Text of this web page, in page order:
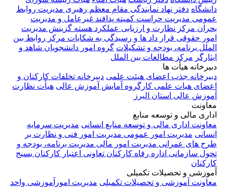
دانشگاه دفتر نهاد نمایندگی مقام معظم رهبری مدیریت روابط
عمومی مدیریت حراست کمیته پدافند غیرعامل و مدیریت
بحران مرکز نظارت و ارزیابی عملکرد هسته گزینش مدیریت
امور حقوقی قرار داد ها و رسیدگی به شکایات مرکز روابط بین
الملل برنامه، بودجه و تشکیلات گروه امور دانشجویان شاهد و
ایثارگر مرکز مطالعات بین الملل
دبیرخانه هیأت ها
دبیرخانه جذب اعضای هیئت علمی دبیرخانه تخلفات کارکنان و
اعضای هیات علمی کارگروه آمایش آموزش عالی هیأت نظارت
آموزش عالی استان البرز
معاونت
اداری مالی و توسعه منابع
معاونت اداری مالی و توسعه منابع انسانی مدیریت سرمایه
انسانی مدیریت امور عمومی مدیریت امور فنی و نظارت بر
طرح های عمرانی مدیریت امور مالی مدیریت برنامه، بودجه و
تحول سازمانی اداره رفاه کارکنان تعاونی اعتبار کارکنان بسیج
کارکنان
آموزشی و تحصیلات تکمیلی
معاونت آموزشی و تحصیلات تکمیلی مدیریت امورآموزشی واحد